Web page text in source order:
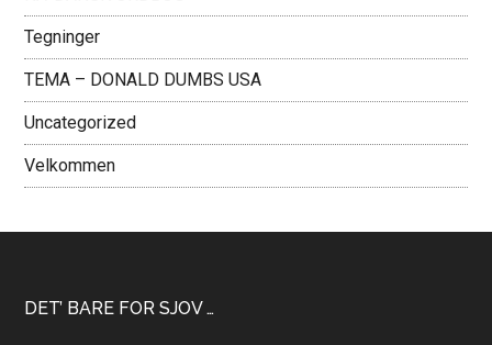
Tegninger
TEMA – DONALD DUMBS USA
Uncategorized
Velkommen
Footer
DET’ BARE FOR SJOV …